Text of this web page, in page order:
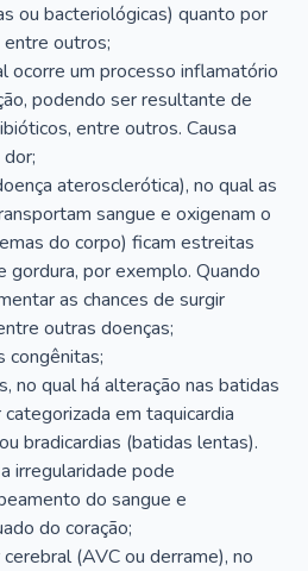
ou bacteriológicas) quanto por
entre outros;
ocorre um processo inflamatório
podendo ser resultante de
entre outros. Causa
aterosclerótica), no qual as
sangue e oxigenam o
do corpo) ficam estreitas
gordura, por exemplo. Quando
as chances de surgir
outras doenças;
congênitas;
no qual há alteração nas batidas
em taquicardia
bradicardias (batidas lentas).
irregularidade pode
do sangue e
do coração;
(AVC ou derrame), no